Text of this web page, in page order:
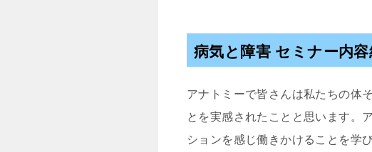
病気と障害 セミナー内容
アナトミーで皆さんは私たちの体
とを実感されたことと思います。
ションを感じ働きかけることを学び